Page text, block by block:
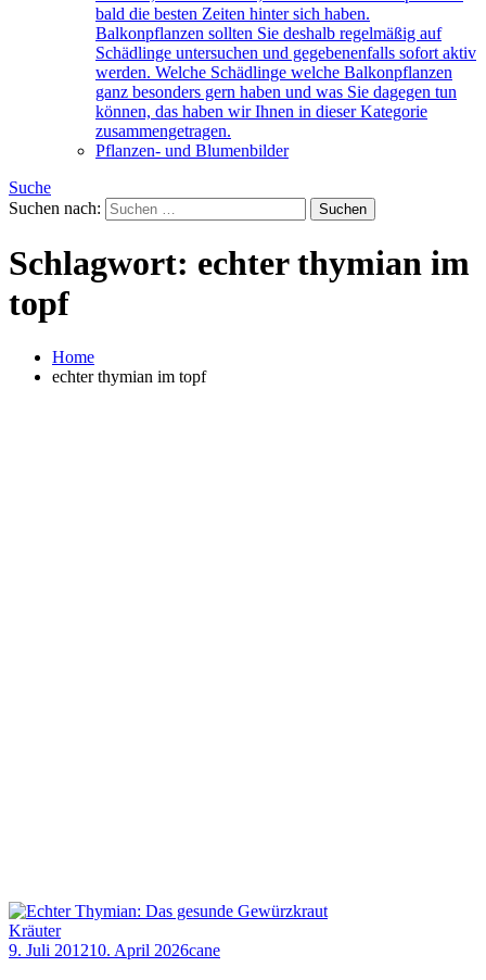
bald die besten Zeiten hinter sich haben.
Balkonpflanzen sollten Sie deshalb regelmäßig auf
Schädlinge untersuchen und gegebenenfalls sofort aktiv
werden. Welche Schädlinge welche Balkonpflanzen
ganz besonders gern haben und was Sie dagegen tun
können, das haben wir Ihnen in dieser Kategorie
zusammengetragen.
Pflanzen- und Blumenbilder
Suche
Suchen nach:
Schlagwort: echter thymian im
topf
Home
echter thymian im topf
Kräuter
9. Juli 201210. April 2026cane